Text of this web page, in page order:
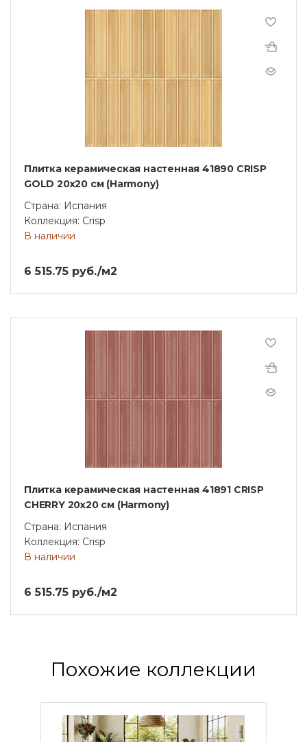
Плитка керамическая настенная 41890 CRISP
GOLD 20х20 см (Harmony)
Страна: Испания
Коллекция: Crisp
В наличии
6 515.75 руб./м2
Плитка керамическая настенная 41891 CRISP
CHERRY 20х20 см (Harmony)
Страна: Испания
Коллекция: Crisp
В наличии
6 515.75 руб./м2
Похожие коллекции